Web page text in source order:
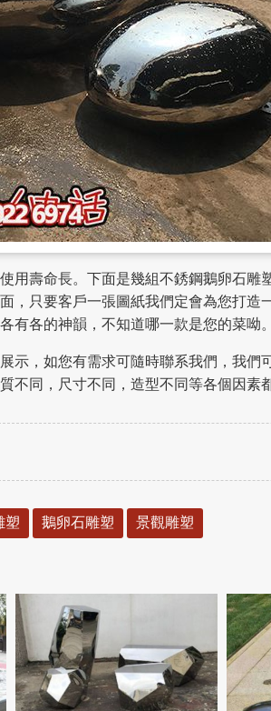
用壽命長。下面是幾組不銹鋼鵝卵石雕
，只要客戶一張圖紙我們定會為您打造
有各的神韻，不知道哪一款是您的菜呦。
示，如您有需求可隨時聯系我們，我們
同，尺寸不同，造型不同等各個因素
塑 鵝卵石雕塑 景觀雕塑